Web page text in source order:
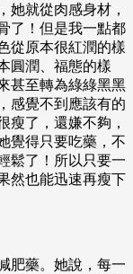
她就從肉感身材，
了！但是我一點都
從原本很紅潤的樣
圓潤、福態的樣
甚至轉為綠綠黑黑
感覺不到應該有的
瘦了，還嫌不夠，
覺得只要吃藥，不
鬆了！所以只要一
然也能迅速再瘦下
肥藥。她說，每一